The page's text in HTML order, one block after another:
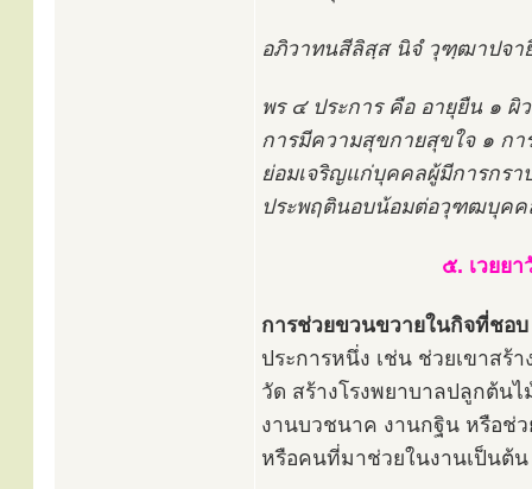
อภิวาทนสีลิสฺส นิจํ วุฑฺฒาปจ
พร ๔ ประการ คือ อายุยืน ๑ ผิ
การมีความสุขกายสุขใจ ๑ กา
ย่อมเจริญแก่บุคคลผู้มีการกรา
ประพฤตินอบน้อมต่อวุฑฒบุคค
๕. เวยย
การช่วยขวนขวายในกิจที่ชอบ
ประการหนึ่ง เช่น ช่วยเขาสร้
วัด สร้างโรงพยาบาลปลูกต้น
งานบวชนาค งานกฐิน หรือช่
หรือคนที่มาช่วยในงานเป็นต้